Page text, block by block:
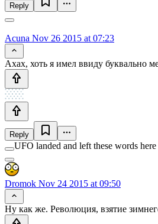
Reply
Acuna Nov 26 2015 at 07:23
Ахах, хоть я имел ввиду буквально
Reply
UFO landed and left these words here
Dromok Nov 24 2015 at 09:50
Ну как же. Революция, взятие